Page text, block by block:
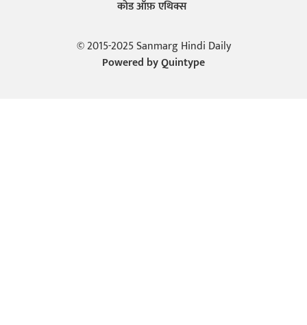
कोड ऑफ़ एथिक्स
© 2015-2025 Sanmarg Hindi Daily
Powered byQuintype